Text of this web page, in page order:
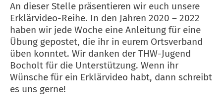
An dieser Stelle präsentieren wir euch unsere
Erklärvideo-Reihe. In den Jahren 2020 – 2022
haben wir jede Woche eine Anleitung für eine
Übung gepostet, die ihr in eurem Ortsverband
üben konntet. Wir danken der THW-Jugend
Bocholt für die Unterstützung. Wenn ihr
Wünsche für ein Erklärvideo habt, dann schreibt
es uns gerne!